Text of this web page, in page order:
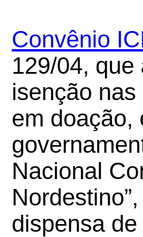
Convênio
129/04,
isenção
em doação,
Nacional
dispensa